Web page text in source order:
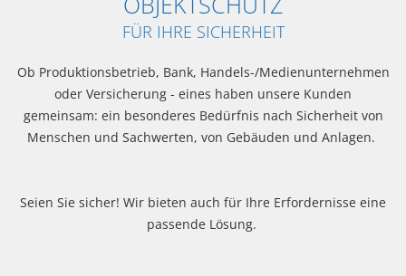
FÜR IHRE SICHERHEIT
Ob Produktionsbetrieb, Bank, Handels-/Medienunternehmen
oder Versicherung - eines haben unsere Kunden
gemeinsam: ein besonderes Bedürfnis nach Sicherheit von
Menschen und Sachwerten, von Gebäuden und Anlagen.
Seien Sie sicher! Wir bieten auch für Ihre Erfordernisse eine
passende Lösung.